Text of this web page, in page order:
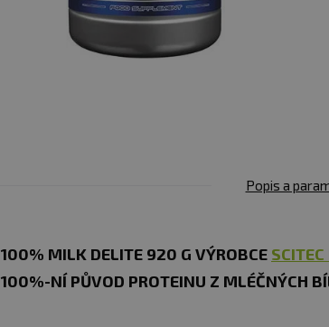
Popis a
100% MILK DELITE 920 G VÝROBCE
100%-NÍ PŮVOD PROTEINU Z MLÉČNÝCH